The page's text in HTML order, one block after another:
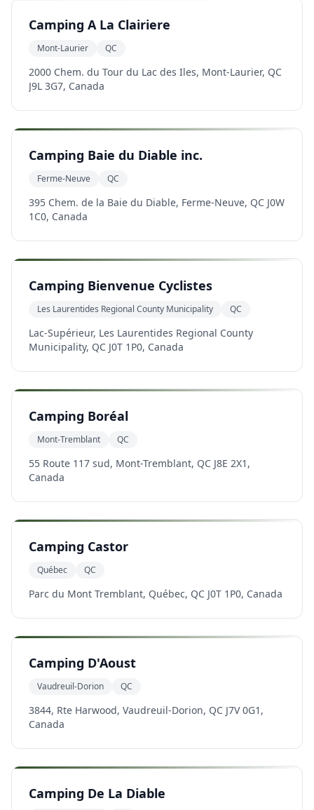
Camping A La Clairiere
Mont-Laurier QC
2000 Chem. du Tour du Lac des Iles, Mont-Laurier, QC
J9L 3G7, Canada
Camping Baie du Diable inc.
Ferme-Neuve QC
395 Chem. de la Baie du Diable, Ferme-Neuve, QC J0W
1C0, Canada
Camping Bienvenue Cyclistes
Les Laurentides Regional County Municipality QC
Lac-Supérieur, Les Laurentides Regional County
Municipality, QC J0T 1P0, Canada
Camping Boréal
Mont-Tremblant QC
55 Route 117 sud, Mont-Tremblant, QC J8E 2X1,
Canada
Camping Castor
Québec QC
Parc du Mont Tremblant, Québec, QC J0T 1P0, Canada
Camping D'Aoust
Vaudreuil-Dorion QC
3844, Rte Harwood, Vaudreuil-Dorion, QC J7V 0G1,
Canada
Camping De La Diable